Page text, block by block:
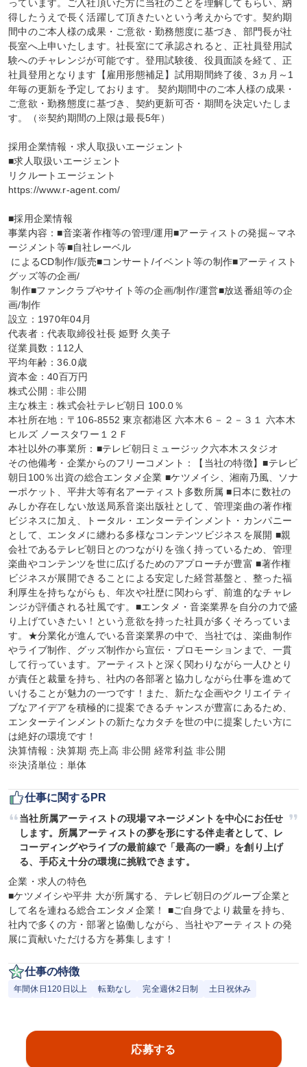
っています。ご入社頂いた方に当社のことを理解してもらい、納
得したうえで長く活躍して頂きたいという考えからです。契約期
間中のご本人様の成果・ご意欲・勤務態度に基づき、部門長が社
長室へ上申いたします。社長室にて承認されると、正社員登用試
験へのチャレンジが可能です。登用試験後、役員面談を経て、正
社員登用となります【雇用形態補足】試用期間終了後、3ヵ月～1
年毎の更新を予定しております。 契約期間中のご本人様の成果・
ご意欲・勤務態度に基づき、契約更新可否・期間を決定いたしま
す。（※契約期間の上限は最長5年）
採用企業情報・求人取扱いエージェント
■求人取扱いエージェント
リクルートエージェント
https://www.r-agent.com/
■採用企業情報
事業内容：■音楽著作権等の管理/運用■アーティストの発掘～マネ
ージメント等■自社レーベル
グッズ等の企画/
制作■ファンクラブやサイト等の企画/制作/運営■放送番組等の企
画/制作
設立：1970年04月
代表者：代表取締役社長 姫野 久美子
従業員数：112人
平均年齢：36.0歳
資本金：40百万円
株式公開：非公開
主な株主：株式会社テレビ朝日 100.0％
本社所在地：〒106-8552 東京都港区 六本木６－２－３１ 六本木
ヒルズ ノースタワー１２Ｆ
本社以外の事業所：■テレビ朝日ミュージック六本木スタジオ
その他備考・企業からのフリーコメント：【当社の特徴】■テレビ
朝日100％出資の総合エンタメ企業 ■ケツメイシ、湘南乃風、ソナ
ーポケット、平井大等有名アーティスト多数所属 ■日本に数社の
みしか存在しない放送局系音楽出版社として、管理楽曲の著作権
ビジネスに加え、トータル・エンターテインメント・カンパニー
として、エンタメに纏わる多様なコンテンツビジネスを展開 ■親
会社であるテレビ朝日とのつながりを強く持っているため、管理
楽曲やコンテンツを世に広げるためのアプローチが豊富 ■著作権
ビジネスが展開できることによる安定した経営基盤と、整った福
利厚生を持ちながらも、年次や社歴に関わらず、前進的なチャレ
ンジが評価される社風です。■エンタメ・音楽業界を自分の力で盛
り上げていきたい！という意欲を持った社員が多くそろっていま
す。★分業化が進んでいる音楽業界の中で、当社では、楽曲制作
やライブ制作、グッズ制作から宣伝・プロモーションまで、一貫
して行っています。アーティストと深く関わりながら一人ひとり
が責任と裁量を持ち、社内の各部署と協力しながら仕事を進めて
いけることが魅力の一つです！また、新たな企画やクリエイティ
ブなアイデアを積極的に提案できるチャンスが豊富にあるため、
エンターテインメントの新たなカタチを世の中に提案したい方に
は絶好の環境です！
決算情報：決算期 売上高 非公開 経常利益 非公開
※決済単位：単体
仕事に関するPR
当社所属アーティストの現場マネージメントを中心にお任せ
します。所属アーティストの夢を形にする伴走者として、レ
コーディングやライブの最前線で「最高の一瞬」を創り上げ
る、手応え十分の環境に挑戦できます。
企業・求人の特色
■ケツメイシや平井 大が所属する、テレビ朝日のグループ企業と
して名を連ねる総合エンタメ企業！ ■ご自身でより裁量を持ち、
社内で多くの方・部署と協働しながら、当社やアーティストの発
展に貢献いただける方を募集します！
仕事の特徴
年間休日120日以上 転勤なし 完全週休2日制 土日祝休み
応募する